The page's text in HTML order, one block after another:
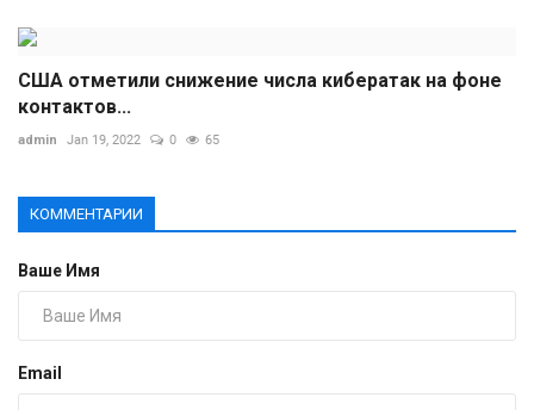
США отметили снижение числа кибератак на фоне
контактов...
admin Jan 19, 2022 0 65
КОММЕНТАРИИ
Ваше Имя
Email